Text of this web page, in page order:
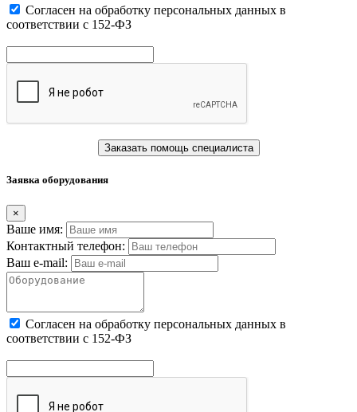
Cогласен на обработку персональных данных в
соответствии с 152-ФЗ
Заказать помощь специалиста
Заявка оборудования
×
Ваше имя:
Контактный телефон:
Ваш e-mail:
Cогласен на обработку персональных данных в
соответствии с 152-ФЗ